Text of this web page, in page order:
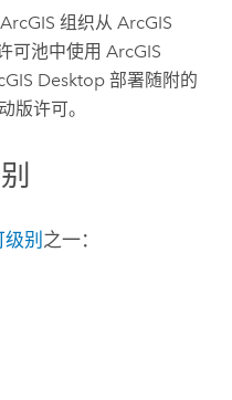
组织从ArcGIS
可池中使用ArcGIS
Desktop 部署随附的
版许可。
别 之一：